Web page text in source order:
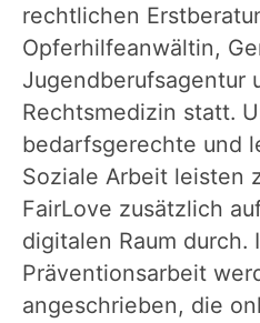
rechtlichen
Opferhilfeanwältin,
Jugendberufsagentur
Rechtsmedizin statt.
bedarfsgerechte und
Soziale Arbeit leisten
FairLove zusätzlich
digitalen Raum durch.
Präventionsarbeit
angeschrieben, die